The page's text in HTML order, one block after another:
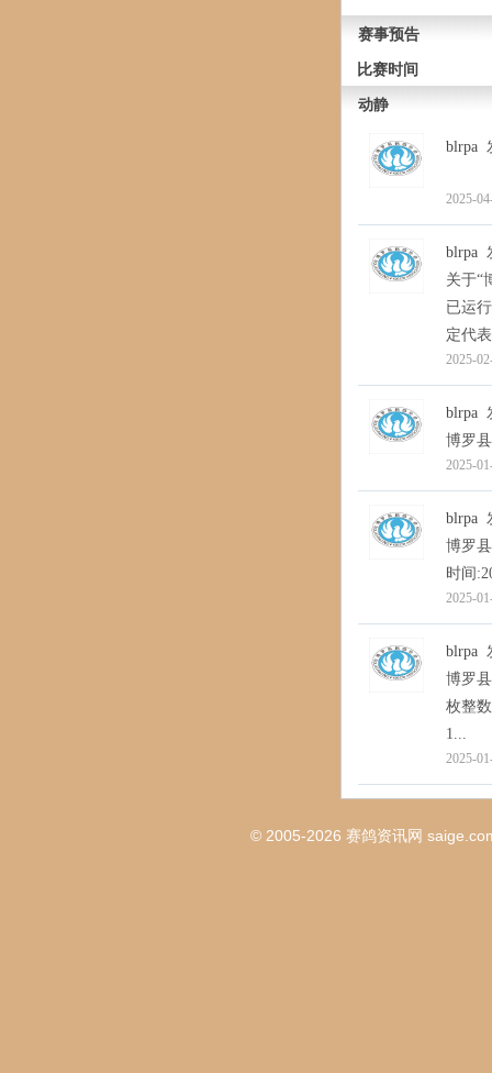
赛事预告
比赛时间
动静
blrpa
2025-
blrpa
关于“
已运
定代
2025-
blrpa
博罗
2025-
blrpa
博罗
时间
2025-
blrpa
博罗
枚整
1...
2025-
© 2005-2026 赛鸽资讯网